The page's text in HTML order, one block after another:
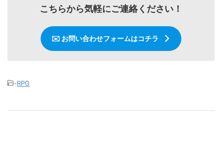
こちらから気軽にご連絡ください！
✉️ お問い合わせフォームはコチラ
-RPG